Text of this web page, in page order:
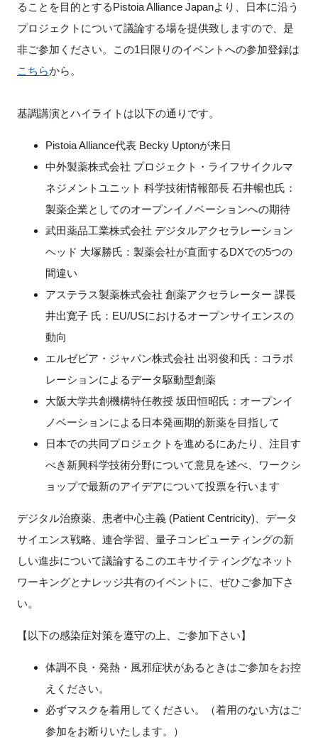
閉じる
ることを目的とするPistoia Alliance Japanより、日本に沿う
プロジェクトについて議論する場を提供致しますので、是
非ご参加ください。この1日限りのイベントへの参加登録は
こちらから。
基調講演とハイライトは以下の通りです。
Pistoia Alliance代表 Becky Uptonが来日
中外製薬株式会社 プロジェクト・ライフサイクルマ
ネジメントユニット 科学技術情報部長 石井暢也氏：
製薬企業としてのオープンイノベーションへの期待
武田薬品工業株式会社 デジタルアクセラレーション
ヘッド 大塚勝氏：製薬会社が直面するDXでの5つの
間違い
アステラス製薬株式会社 創薬アクセラレーター 課長
井出寛子 氏：EU/USにおけるオープンサイエンスの
動向
エルゼビア・ジャパン株式会社 出羽俊和氏：コラボ
レーションによるデータ駆動型創薬
大阪大学共創機構特任教授 坂田恒昭氏：オープンイ
ノベーションによる日本発画期的新薬を目指して
日本での共同プロジェクトを進めるにあたり、注目す
べき新興科学技術分野について意見を述べ、ワークシ
ョップで最新のアイデアについて投票を行います
デジタル治療薬、患者中心主義 (Patient Centricity)、データ
サイエンス戦略、連合学習、量子コンピューティングの新
しい進歩について議論するこのエキサイティングなネット
ワーキングとナレッジ共有のイベントに、ぜひご参加下さ
い。
【以下の感染症対策を遵守の上、ご参加下さい】
体調不良・発熱・風邪症状があるときはご参加をお控
えください。
必ずマスクを着用してください。（着用のない方はご
参加をお断りいたします。）